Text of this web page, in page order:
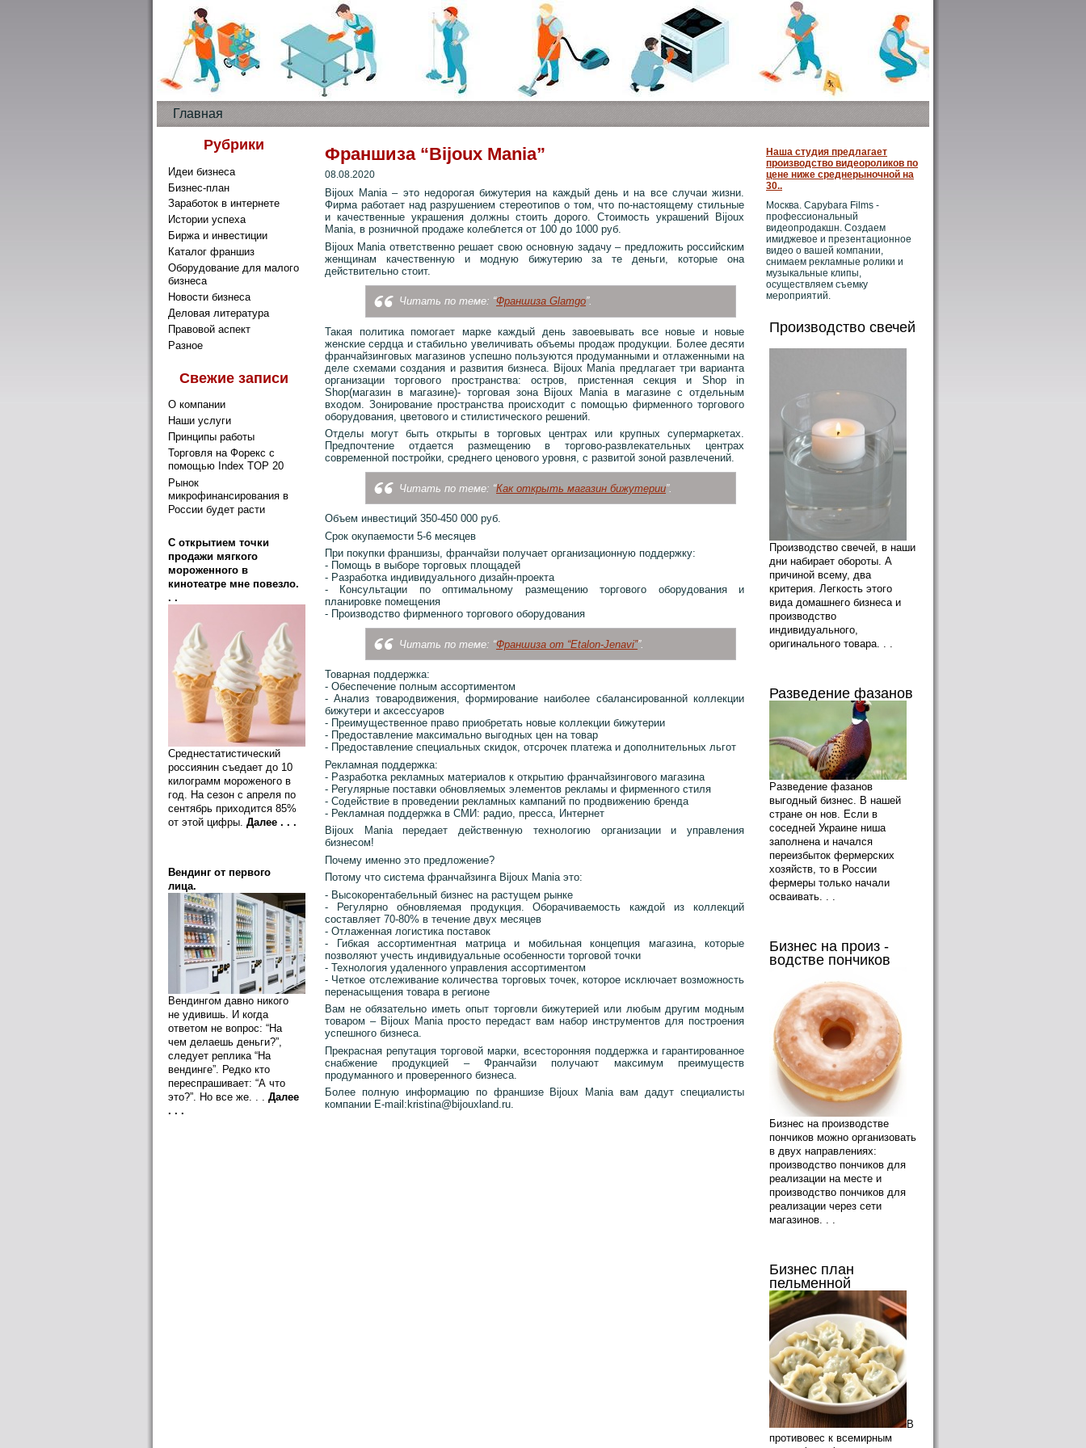
Главная
Рубрики
Идеи бизнеса
Бизнес-план
Заработок в интернете
Истории успеха
Биржа и инвестиции
Каталог франшиз
Оборудование для малого
бизнеса
Новости бизнеса
Деловая литература
Правовой аспект
Разное
Свежие записи
О компании
Наши услуги
Принципы работы
Торговля на Форекс с
помощью Index TOP 20
Рынок
микрофинансирования в
России будет расти
C открытием точки
продажи мягкого
мороженного в
кинотеатре мне повезло.
. .
Среднестатистический
россиянин съедает до 10
килограмм мороженого в
год. На сезон с апреля по
сентябрь приходится 85%
от этой цифры. Далее . . .
Вендинг от первого
лица.
Вендингом давно никого
не удивишь. И когда
ответом не вопрос: “На
чем делаешь деньги?”,
следует реплика “На
вендинге”. Редко кто
переспрашивает: “А что
это?”. Но все же. . . Далее
. . .
Франшиза “Bijoux Mania”
08.08.2020
Bijoux Mania – это недорогая бижутерия на каждый день и на все случаи жизни.
Фирма работает над разрушением стереотипов о том, что по-настоящему стильные
и качественные украшения должны стоить дорого. Стоимость украшений Bijoux
Mania, в розничной продаже колеблется от 100 до 1000 руб.
Bijoux Mania ответственно решает свою основную задачу – предложить российским
женщинам качественную и модную бижутерию за те деньги, которые она
действительно стоит.
Читать по теме: “Франшиза Glamgo”.
Такая политика помогает марке каждый день завоевывать все новые и новые
женские сердца и стабильно увеличивать объемы продаж продукции. Более десяти
франчайзинговых магазинов успешно пользуются продуманными и отлаженными на
деле схемами создания и развития бизнеса. Bijoux Mania предлагает три варианта
организации торгового пространства: остров, пристенная секция и Shop in
Shop(магазин в магазине)- торговая зона Bijoux Mania в магазине с отдельным
входом. Зонирование пространства происходит с помощью фирменного торгового
оборудования, цветового и стилистического решений.
Отделы могут быть открыты в торговых центрах или крупных супермаркетах.
Предпочтение отдается размещению в торгово-развлекательных центрах
современной постройки, среднего ценового уровня, с развитой зоной развлечений.
Читать по теме: “Как открыть магазин бижутерии”.
Объем инвестиций 350-450 000 руб.
Срок окупаемости 5-6 месяцев
При покупки франшизы, франчайзи получает организационную поддержку:
- Помощь в выборе торговых площадей
- Разработка индивидуального дизайн-проекта
- Консультации по оптимальному размещению торгового оборудования и
планировке помещения
- Производство фирменного торгового оборудования
Читать по теме: “Франшиза от “Etalon-Jenavi””.
Товарная поддержка:
- Обеспечение полным ассортиментом
- Анализ товародвижения, формирование наиболее сбалансированной коллекции
бижутери и аксессуаров
- Преимущественное право приобретать новые коллекции бижутерии
- Предоставление максимально выгодных цен на товар
- Предоставление специальных скидок, отсрочек платежа и дополнительных льгот
Рекламная поддержка:
- Разработка рекламных материалов к открытию франчайзингового магазина
- Регулярные поставки обновляемых элементов рекламы и фирменного стиля
- Содействие в проведении рекламных кампаний по продвижению бренда
- Рекламная поддержка в СМИ: радио, пресса, Интернет
Bijoux Mania передает действенную технологию организации и управления
бизнесом!
Почему именно это предложение?
Потому что система франчайзинга Bijoux Mania это:
- Высокорентабельный бизнес на растущем рынке
- Регулярно обновляемая продукция. Оборачиваемость каждой из коллекций
составляет 70-80% в течение двух месяцев
- Отлаженная логистика поставок
- Гибкая ассортиментная матрица и мобильная концепция магазина, которые
позволяют учесть индивидуальные особенности торговой точки
- Технология удаленного управления ассортиментом
- Четкое отслеживание количества торговых точек, которое исключает возможность
перенасыщения товара в регионе
Вам не обязательно иметь опыт торговли бижутерией или любым другим модным
товаром – Bijoux Mania просто передаст вам набор инструментов для построения
успешного бизнеса.
Прекрасная репутация торговой марки, всесторонняя поддержка и гарантированное
снабжение продукцией – Франчайзи получают максимум преимуществ
продуманного и проверенного бизнеса.
Более полную информацию по франшизе Bijoux Mania вам дадут специалисты
компании E-mail:kristina@bijouxland.ru.
Наша студия предлагает
производство видеороликов по
цене ниже среднерыночной на
30..
Москва. Capybara Films -
профессиональный
видеопродакшн. Создаем
имиджевое и презентационное
видео о вашей компании,
снимаем рекламные ролики и
музыкальные клипы,
осуществляем съемку
мероприятий.
Производство свечей
Производство свечей, в наши
дни набирает обороты. А
причиной всему, два
критерия. Легкость этого
вида домашнего бизнеса и
производство
индивидуального,
оригинального товара. . .
Разведение фазанов
Разведение фазанов
выгодный бизнес. В нашей
стране он нов. Если в
соседней Украине ниша
заполнена и начался
переизбыток фермерских
хозяйств, то в России
фермеры только начали
осваивать. . .
Бизнес на произ -
водстве пончиков
Бизнес на производстве
пончиков можно организовать
в двух направлениях:
производство пончиков для
реализации на месте и
производство пончиков для
реализации через сети
магазинов. . .
Бизнес план
пельменной
В
противовес к всемирным